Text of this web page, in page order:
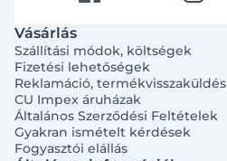
Vásárlás
Szállítási módok, költségek
Fizetési lehetőségek
Reklamáció, termékvisszaküldés
CU Impex áruházak
Általános Szerződési Feltételek
Gyakran ismételt kérdések
Fogyasztói elállás